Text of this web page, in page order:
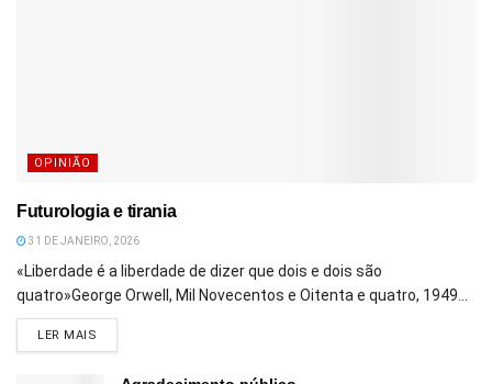
OPINIÃO
Futurologia e tirania
31 DE JANEIRO, 2026
«Liberdade é a liberdade de dizer que dois e dois são
quatro»George Orwell, Mil Novecentos e Oitenta e quatro, 1949...
LER MAIS